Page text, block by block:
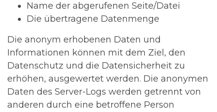
Name der abgerufenen Seite/Datei
Die übertragene Datenmenge
Die anonym erhobenen Daten und
Informationen können mit dem Ziel, den
Datenschutz und die Datensicherheit zu
erhöhen, ausgewertet werden. Die anonymen
Daten des Server-Logs werden getrennt von
anderen durch eine betroffene Person